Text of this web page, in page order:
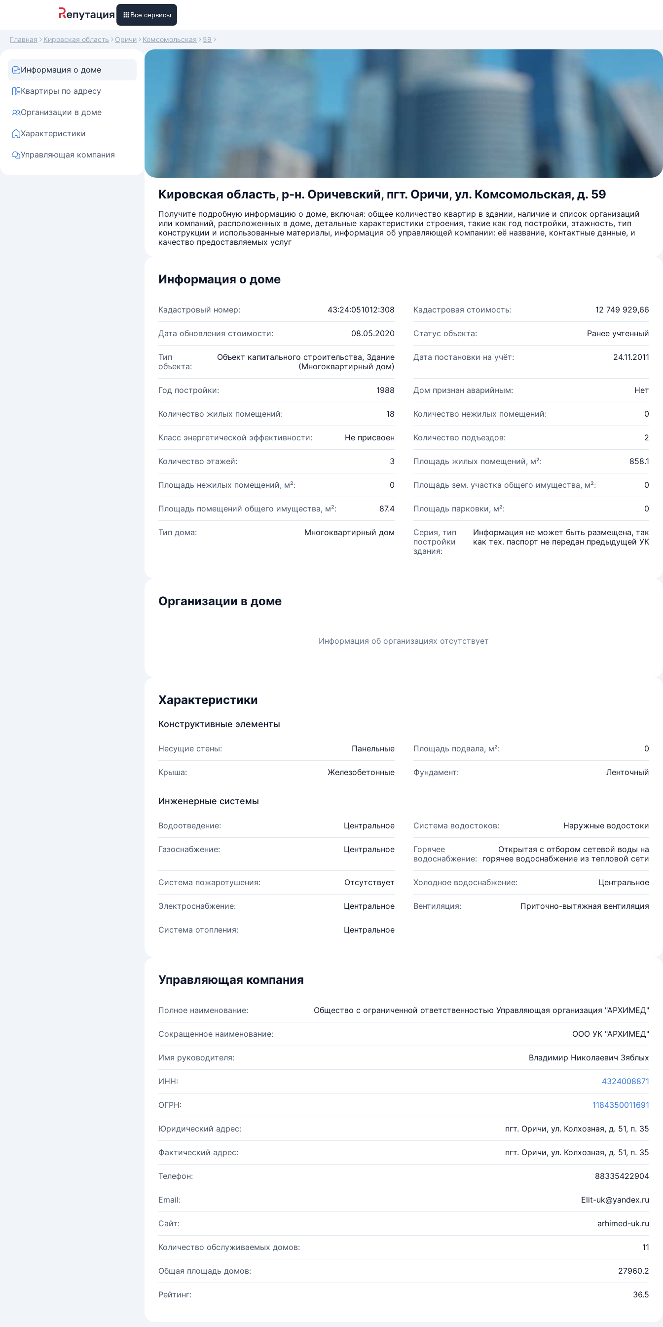
Все сервисы
Главная Кировская область Оричи Комсомольская 59
Информация о доме
Квартиры по адресу
Организации в доме
Характеристики
Управляющая компания
Кировская область, р-н. Оричевский, пгт. Оричи, ул. Комсомольская, д. 59
Получите подробную информацию о доме, включая: общее количество квартир в здании, наличие и список организаций
или компаний, расположенных в доме, детальные характеристики строения, такие как год постройки, этажность, тип
конструкции и использованные материалы, информация об управляющей компании: её название, контактные данные, и
качество предоставляемых услуг
Информация о доме
Кадастровый номер: 43:24:051012:308 Кадастровая стоимость: 12 749 929,66
Дата обновления стоимости: 08.05.2020 Статус объекта: Ранее учтенный
Тип
объекта:
Объект капитального строительства, Здание
(Многоквартирный дом)
Дата постановки на учёт: 24.11.2011
Год постройки: 1988 Дом признан аварийным: Нет
Количество жилых помещений: 18 Количество нежилых помещений: 0
Класс энергетической эффективности: Не присвоен Количество подъездов: 2
Количество этажей: 3 Площадь жилых помещений, м²: 858.1
Площадь нежилых помещений, м²: 0 Площадь зем. участка общего имущества, м²: 0
Площадь помещений общего имущества, м²: 87.4 Площадь парковки, м²: 0
Тип дома: Многоквартирный дом
Серия, тип
постройки
здания:
Информация не может быть размещена, так
как тех. паспорт не передан предыдущей УК
Организации в доме
Информация об организациях отсутствует
Характеристики
Конструктивные элементы
Несущие стены: Панельные Площадь подвала, м²: 0
Крыша: Железобетонные Фундамент: Ленточный
Инженерные системы
Водоотведение: Центральное Система водостоков: Наружные водостоки
Газоснабжение: Центральное
Горячее
водоснабжение:
Открытая с отбором сетевой воды на
горячее водоснабжение из тепловой сети
Система пожаротушения: Отсутствует Холодное водоснабжение: Центральное
Электроснабжение: Центральное Вентиляция: Приточно-вытяжная вентиляция
Система отопления: Центральное
Управляющая компания
Полное наименование: Общество с ограниченной ответственностью Управляющая организация "АРХИМЕД"
Сокращенное наименование: ООО УК "АРХИМЕД"
Имя руководителя: Владимир Николаевич Зяблых
ИНН: 4324008871
ОГРН: 1184350011691
Юридический адрес: пгт. Оричи, ул. Колхозная, д. 51, п. 35
Фактический адрес: пгт. Оричи, ул. Колхозная, д. 51, п. 35
Телефон: 88335422904
Email: Elit-uk@yandex.ru
Сайт: arhimed-uk.ru
Количество обслуживаемых домов: 11
Общая площадь домов: 27960.2
Рейтинг: 36.5